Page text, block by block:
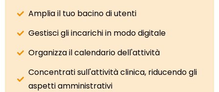
Amplia il tuo bacino di utenti
Gestisci gli incarichi in modo digitale
Organizza il calendario dell'attività
Concentrati sull'attività clinica, riducendo gli
aspetti amministrativi